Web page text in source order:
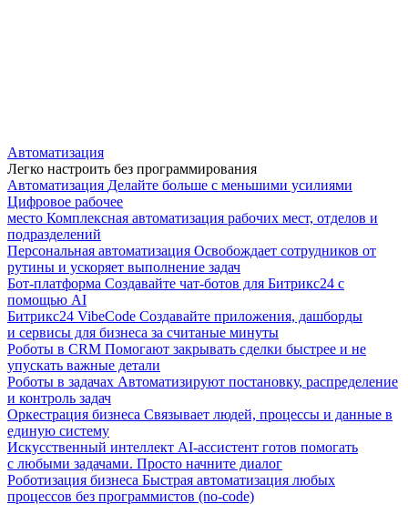
Автоматизация
Легко настроить без программирования
Автоматизация Делайте больше с меньшими усилиями
Цифровое рабочее
место Комплексная автоматизация рабочих мест, отделов и
подразделений
Персональная автоматизация Освобождает сотрудников от
рутины и ускоряет выполнение задач
Бот-платформа Создавайте чат-ботов для Битрикс24 с
помощью AI
Битрикс24 VibeCode Создавайте приложения, дашборды
и сервисы для бизнеса за считаные минуты
Роботы в CRM Помогают закрывать сделки быстрее и не
упускать важные детали
Роботы в задачах Автоматизируют постановку, распределение
и контроль задач
Оркестрация бизнеса Связывает людей, процессы и данные в
единую систему
Искусственный интеллект AI-ассистент готов помогать
с любыми задачами. Просто начните диалог
Роботизация бизнеса Быстрая автоматизация любых
процессов без программистов (no-code)